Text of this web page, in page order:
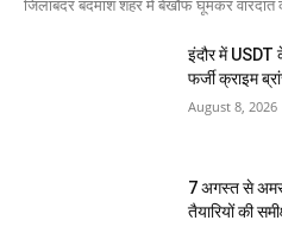
जिलाबदर बदमाश शहर में बेखौफ घूमकर वारदात
इंदौर में USDT
फर्जी क्राइम
August 8, 2026
7 अगस्त से
तैयारियों की